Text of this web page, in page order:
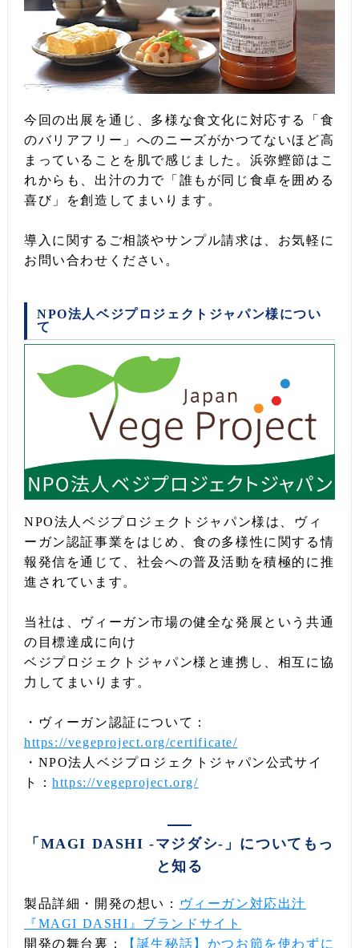
今回の出展を通じ、多様な食文化に対応する「食
のバリアフリー」へのニーズがかつてないほど高
まっていることを肌で感じました。浜弥鰹節はこ
れからも、出汁の力で「誰もが同じ食卓を囲める
喜び」を創造してまいります。
導入に関するご相談やサンプル請求は、お気軽に
お問い合わせください。
NPO法人ベジプロジェクトジャパン様につい
て
NPO法人ベジプロジェクトジャパン様は、ヴィ
ーガン認証事業をはじめ、食の多様性に関する情
報発信を通じて、社会への普及活動を積極的に推
進されています。
当社は、ヴィーガン市場の健全な発展という共通
の目標達成に向け
ベジプロジェクトジャパン様と連携し、相互に協
力してまいります。
・ヴィーガン認証について：
https://vegeproject.org/certificate/
・NPO法人ベジプロジェクトジャパン公式サイ
ト：https://vegeproject.org/
「MAGI DASHI -マジダシ-」についてもっ
と知る
製品詳細・開発の想い：
ヴィーガン対応出汁
『MAGI DASHI』ブランドサイト
開発の舞台裏：
【誕生秘話】かつお節を使わずに